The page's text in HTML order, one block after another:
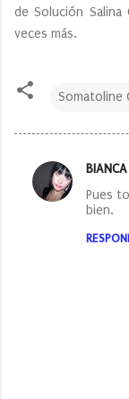
de Solución
veces más.
Somatoline
C
BIANCA
Pues
bien.